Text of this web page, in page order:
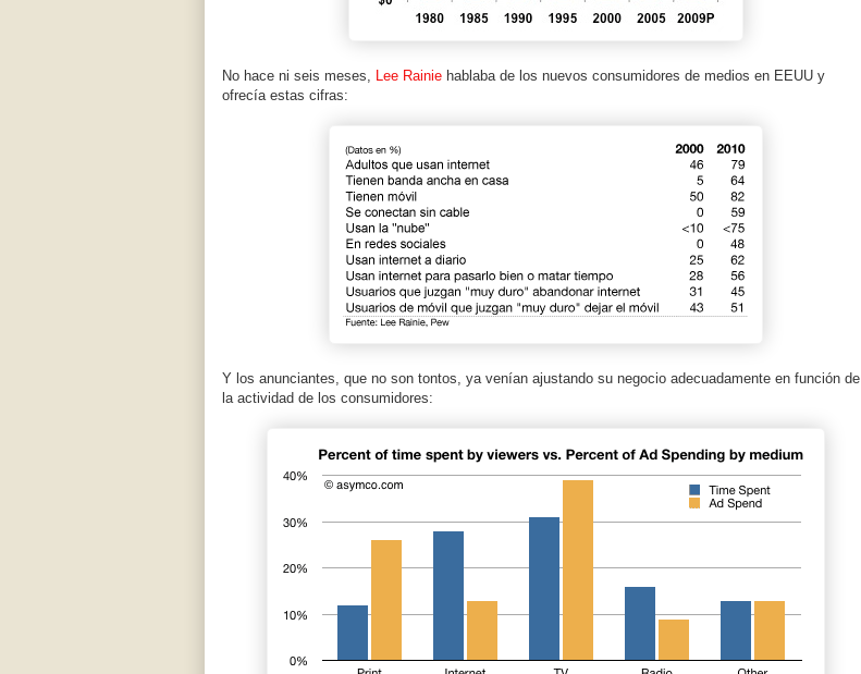
No hace ni seis meses, Lee Rainie hablaba de los nuevos consumidores de medios en EEUU y
ofrecía estas cifras:
Y los anunciantes, que no son tontos, ya venían ajustando su negocio adecuadamente en función de
la actividad de los consumidores: